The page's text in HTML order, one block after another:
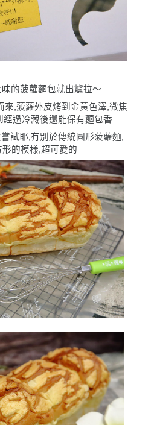
的菠蘿麵包就出爐拉〜
來,菠蘿外皮烤到金黃色澤,微焦
過冷藏後還能保有麵包香
試耶,有別於傳統圓形菠蘿麵,
的模樣,超可愛的